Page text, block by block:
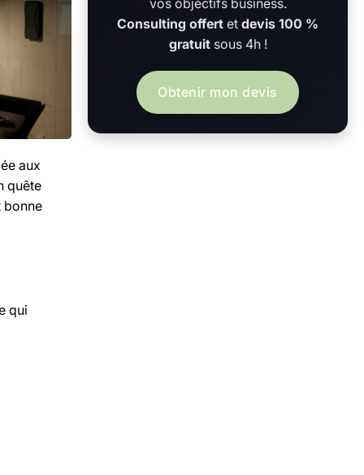
aux
quête
bonne
qui
vos objectifs business.
Consulting offert et devis 100 %
gratuitsous 4h !
Obtenir mon devis